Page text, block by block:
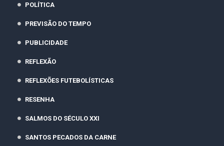
POLÍTICA
PREVISÃO DO TEMPO
PUBLICIDADE
REFLEXÃO
REFLEXÕES FUTEBOLÍSTICAS
RESENHA
SALMOS DO SÉCULO XXI
SANTOS PECADOS DA CARNE